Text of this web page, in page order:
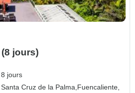
jours)
8 jours
Santa Cruz de la Palma,Fuencaliente,